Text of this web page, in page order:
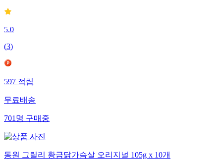
5.0
(3)
597적립
무료배송
701명구매중
동원 그릴리 황금닭가슴살 오리지널 105g x 10개